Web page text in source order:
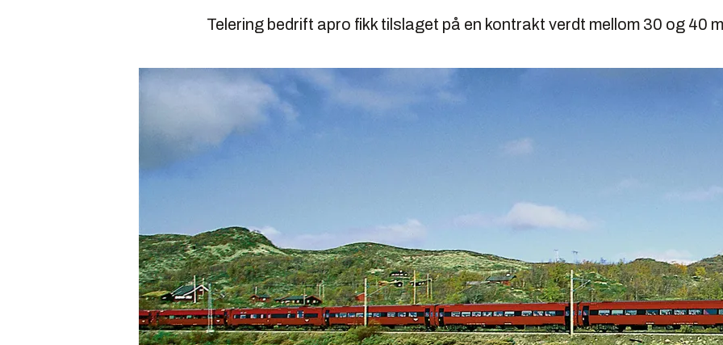
Telering bedrift apro fikk tilslaget på en kontrakt verdt mellom 30 og 40